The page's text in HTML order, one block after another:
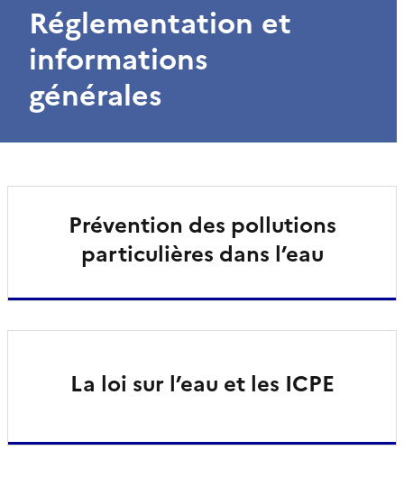
Réglementation et
informations
générales
Prévention des pollutions
particulières dans l’eau
La loi sur l’eau et les ICPE